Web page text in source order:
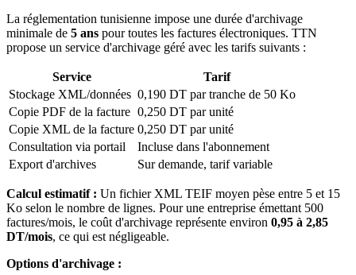
La réglementation tunisienne impose une durée d'archivage
minimale de 5 ans pour toutes les factures électroniques. TTN
propose un service d'archivage géré avec les tarifs suivants :
Service
Tarif
Stockage XML/données 0,190 DT par tranche de 50 Ko
Copie PDF de la facture 0,250 DT par unité
Copie XML de la facture 0,250 DT par unité
Consultation via portail
Incluse dans l'abonnement
Export d'archives
Sur demande, tarif variable
Calcul estimatif : Un fichier XML TEIF moyen pèse entre 5 et 15
Ko selon le nombre de lignes. Pour une entreprise émettant 500
factures/mois, le coût d'archivage représente environ 0,95 à 2,85
DT/mois, ce qui est négligeable.
Options d'archivage :